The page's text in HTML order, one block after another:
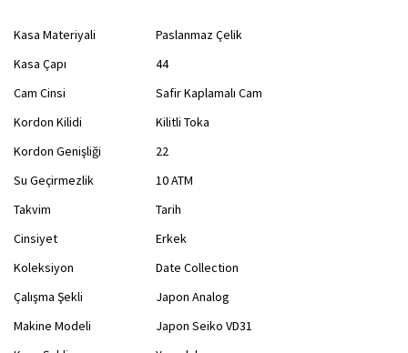
Kasa Materiyali
Paslanmaz Çelik
Kasa Çapı
44
Cam Cinsi
Safir Kaplamalı Cam
Kordon Kilidi
Kilitli Toka
Kordon Genişliği
22
Su Geçirmezlik
10 ATM
Takvim
Tarih
Cinsiyet
Erkek
Koleksiyon
Date Collection
Çalışma Şekli
Japon Analog
Makine Modeli
Japon Seiko VD31